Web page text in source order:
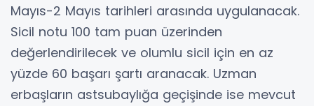
Mayıs-2 Mayıs tarihleri arasında uygulanacak.
Sicil notu 100 tam puan üzerinden
değerlendirilecek ve olumlu sicil için en az
yüzde 60 başarı şartı aranacak. Uzman
erbaşların astsubaylığa geçişinde ise mevcut